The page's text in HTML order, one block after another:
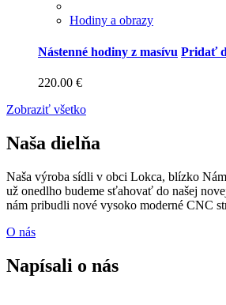
Hodiny a obrazy
Nástenné hodiny z masívu Pridať
220.00 €
Zobraziť všetko
Naša dielňa
Naša výroba sídli v obci Lokca, blízko
už onedlho budeme sťahovať do našej
nám pribudli nové vysoko moderné CNC
O nás
Napísali o nás